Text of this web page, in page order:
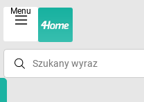
Menu